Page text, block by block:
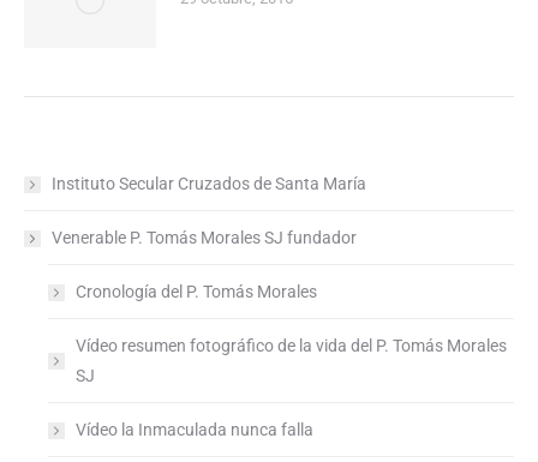
Instituto Secular Cruzados de Santa María
Venerable P. Tomás Morales SJ fundador
Cronología del P. Tomás Morales
Vídeo resumen fotográfico de la vida del P. Tomás Morales
SJ
Vídeo la Inmaculada nunca falla